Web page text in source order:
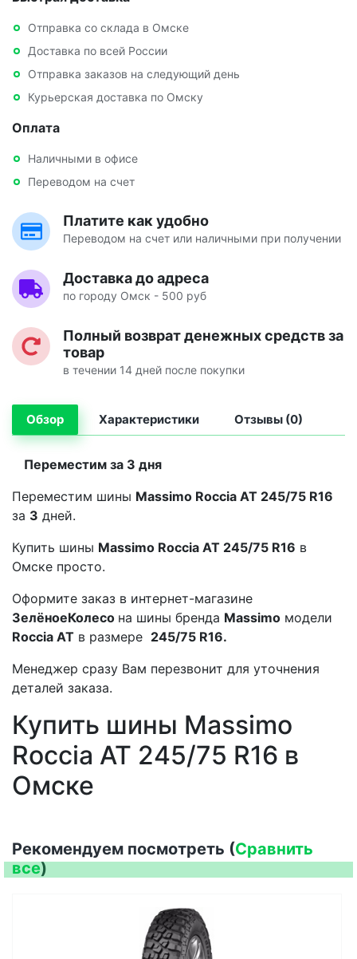
Отправка со склада в Омске
Доставка по всей России
Отправка заказов на следующий день
Курьерская доставка по Омску
Оплата
Наличными в офисе
Переводом на счет
Платите как удобно
Переводом на счет или наличными при получении
Доставка до адреса
по городу Омск - 500 руб
Полный возврат денежных средств за
товар
в течении 14 дней после покупки
Обзор Характеристики Отзывы (0)
Переместим за 3 дня
Переместим шины Massimo Roccia AT 245/75 R16
за 3 дней.
Купить шины Massimo Roccia AT 245/75 R16 в
Омске просто.
Оформите заказ в интернет-магазине
ЗелёноеКолесо на шины бренда Massimo модели
Roccia AT в размере 245/75 R16.
Менеджер сразу Вам перезвонит для уточнения
деталей заказа.
Купить шины Massimo
Roccia AT 245/75 R16 в
Омске
Рекомендуем посмотреть (Сравнить
все)